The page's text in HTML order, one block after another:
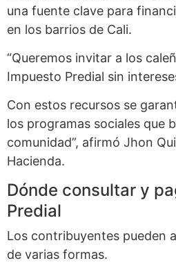
una fuente clave para
en los barrios de Cali.
“Queremos invitar a los
Impuesto Predial sin
Con estos recursos se
los programas sociales que
comunidad”, afirmó Jhon
Hacienda.
Dónde consultar y
Predial
Los contribuyentes pueden
de varias formas.